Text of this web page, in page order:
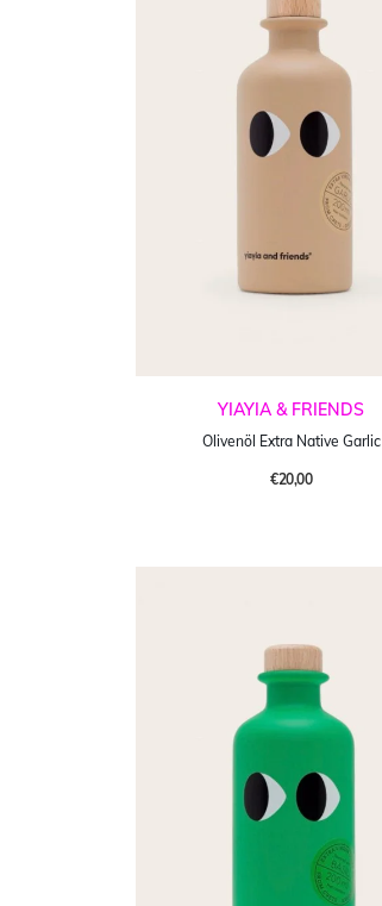
YIAYIA & FRIENDS
Olivenöl Extra Native Garlic
€20,00